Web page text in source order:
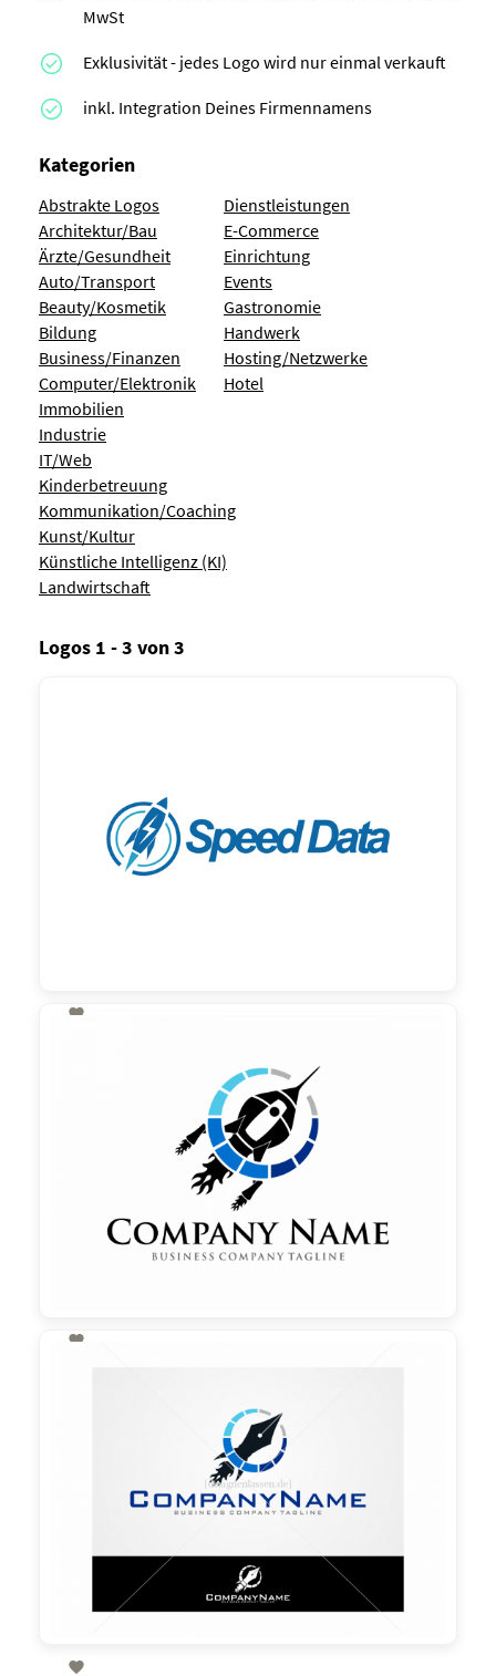
MwSt
Exklusivität - jedes Logo wird nur einmal verkauft
inkl. Integration Deines Firmennamens
Kategorien
Abstrakte Logos
Architektur/Bau
Ärzte/Gesundheit
Auto/Transport
Beauty/Kosmetik
Bildung
Business/Finanzen
Computer/Elektronik
Dienstleistungen
E-Commerce
Einrichtung
Events
Gastronomie
Handwerk
Hosting/Netzwerke
Hotel
Immobilien
Industrie
IT/Web
Kinderbetreuung
Kommunikation/Coaching
Kunst/Kultur
Künstliche Intelligenz (KI)
Landwirtschaft
Logos 1 - 3 von 3


